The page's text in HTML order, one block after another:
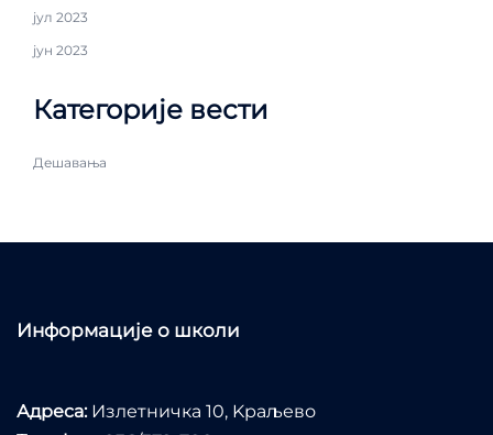
јул 2023
јун 2023
Категорије вести
Дешавања
Информације о школи
Адреса:Излетничка 10, Kраљево